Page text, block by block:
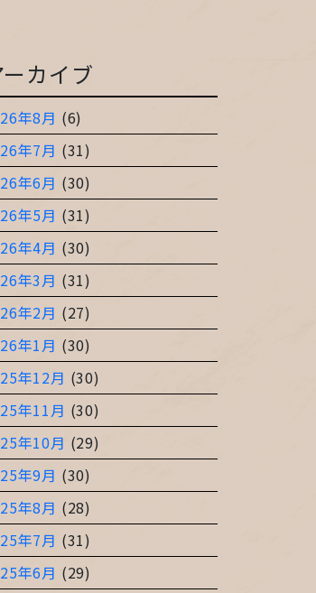
ーカイブ
年8月 (6)
年7月 (31)
年6月 (30)
年5月 (31)
年4月 (30)
年3月 (31)
年2月 (27)
年1月 (30)
年12月 (30)
年11月 (30)
年10月 (29)
年9月 (30)
年8月 (28)
年7月 (31)
年6月 (29)